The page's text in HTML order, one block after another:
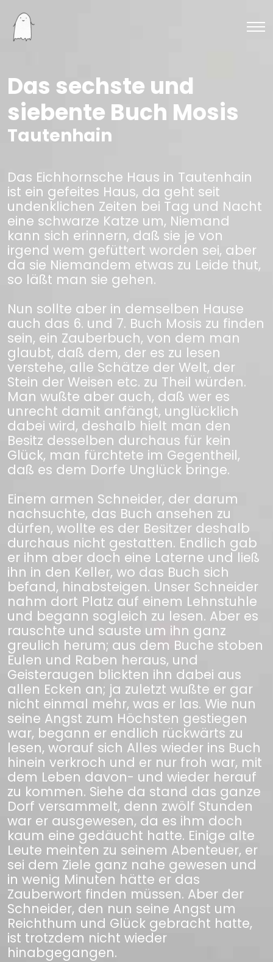
Das sechste und
siebente Buch Mosis
Tautenhain
Das Eichhornsche Haus in Tautenhain
ist ein gefeites Haus, da geht seit
undenklichen Zeiten bei Tag und Nacht
eine schwarze Katze um, Niemand
kann sich erinnern, daß sie je von
irgend wem gefüttert worden sei, aber
da sie Niemandem etwas zu Leide thut,
so läßt man sie gehen.
Nun sollte aber in demselben Hause
auch das 6. und 7. Buch Mosis zu finden
sein, ein Zauberbuch, von dem man
glaubt, daß dem, der es zu lesen
verstehe, alle Schätze der Welt, der
Stein der Weisen etc. zu Theil würden.
Man wußte aber auch, daß wer es
unrecht damit anfängt, unglücklich
dabei wird, deshalb hielt man den
Besitz desselben durchaus für kein
Glück, man fürchtete im Gegentheil,
daß es dem Dorfe Unglück bringe.
Einem armen Schneider, der darum
nachsuchte, das Buch ansehen zu
dürfen, wollte es der Besitzer deshalb
durchaus nicht gestatten. Endlich gab
er ihm aber doch eine Laterne und ließ
ihn in den Keller, wo das Buch sich
befand, hinabsteigen. Unser Schneider
nahm dort Platz auf einem Lehnstuhle
und begann sogleich zu lesen. Aber es
rauschte und sauste um ihn ganz
greulich herum; aus dem Buche stoben
Eulen und Raben heraus, und
Geisteraugen blickten ihn dabei aus
allen Ecken an; ja zuletzt wußte er gar
nicht einmal mehr, was er las. Wie nun
seine Angst zum Höchsten gestiegen
war, begann er endlich rückwärts zu
lesen, worauf sich Alles wieder ins Buch
hinein verkroch und er nur froh war, mit
dem Leben davon- und wieder herauf
zu kommen. Siehe da stand das ganze
Dorf versammelt, denn zwölf Stunden
war er ausgewesen, da es ihm doch
kaum eine gedäucht hatte. Einige alte
Leute meinten zu seinem Abenteuer, er
sei dem Ziele ganz nahe gewesen und
in wenig Minuten hätte er das
Zauberwort finden müssen. Aber der
Schneider, den nun seine Angst um
Reichthum und Glück gebracht hatte,
ist trotzdem nicht wieder
hinabgegangen.